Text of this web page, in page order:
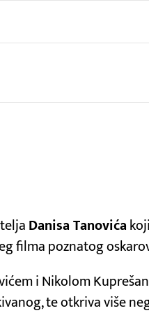
Danisa Tanovića
filma poznatog
i Nikolom
te otkriva više